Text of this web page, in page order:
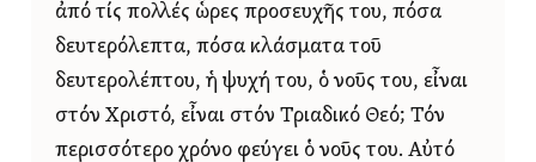
ἀπό τίς πολλές ὧρες προσευχῆς του, πόσα
δευτερόλεπτα, πόσα κλάσματα τοῦ
δευτερολέπτου, ἡ ψυχή του, ὁ νοῦς του, εἶναι
στόν Χριστό, εἶναι στόν Τριαδικό Θεό; Τόν
περισσότερο χρόνο φεύγει ὁ νοῦς του. Αὐτό